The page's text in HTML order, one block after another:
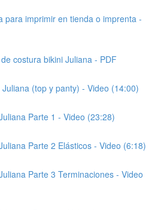
para imprimir en tienda o imprenta -
costura bikini Juliana - PDF
(top y panty) - Video (14:00)
Parte 1 - Video (23:28)
Parte 2 Elásticos - Video (6:18)
Parte 3 Terminaciones - Video